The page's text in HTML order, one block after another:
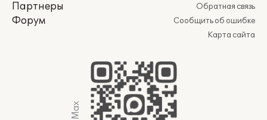
Партнеры
Форум
Обратная связь
Сообщить об ошибке
Карта сайта